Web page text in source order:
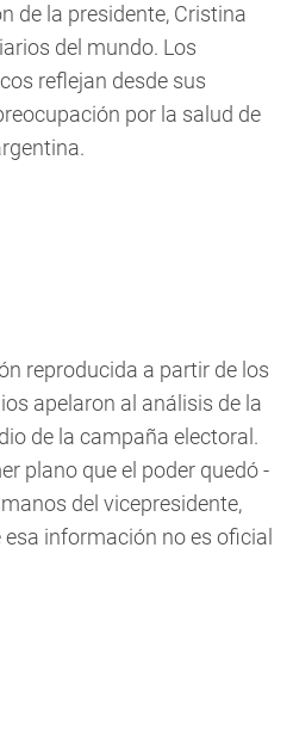
de la presidente, Cristina
del mundo. Los
reflejan desde sus
por la salud de
reproducida a partir de los
apelaron al análisis de la
de la campaña electoral.
plano que el poder quedó -
del vicepresidente,
información no es oficial